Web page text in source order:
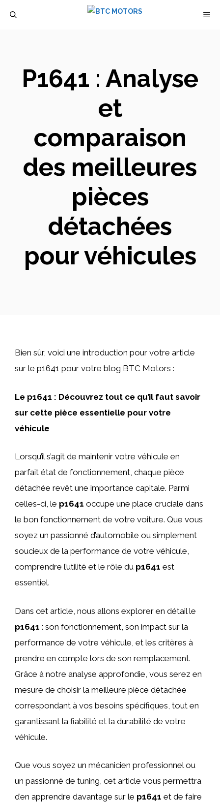
P1641 : Analyse
et
comparaison
des meilleures
pièces
détachées
pour véhicules
Bien sûr, voici une introduction pour votre article
sur le p1641 pour votre blog BTC Motors :
Le p1641 : Découvrez tout ce qu’il faut savoir
sur cette pièce essentielle pour votre
véhicule
Lorsqu’il s’agit de maintenir votre véhicule en
parfait état de fonctionnement, chaque pièce
détachée revêt une importance capitale. Parmi
celles-ci, le p1641 occupe une place cruciale dans
le bon fonctionnement de votre voiture. Que vous
soyez un passionné d’automobile ou simplement
soucieux de la performance de votre véhicule,
comprendre l’utilité et le rôle du p1641 est
essentiel.
Dans cet article, nous allons explorer en détail le
p1641 : son fonctionnement, son impact sur la
performance de votre véhicule, et les critères à
prendre en compte lors de son remplacement.
Grâce à notre analyse approfondie, vous serez en
mesure de choisir la meilleure pièce détachée
correspondant à vos besoins spécifiques, tout en
garantissant la fiabilité et la durabilité de votre
véhicule.
Que vous soyez un mécanicien professionnel ou
un passionné de tuning, cet article vous permettra
d’en apprendre davantage sur le p1641 et de faire